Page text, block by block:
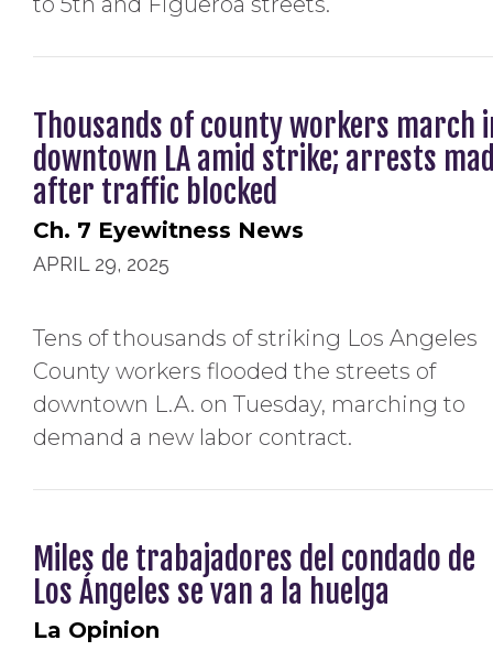
Thousands of county workers march
downtown LA amid strike; arrests
after traffic blocked
Ch. 7 Eyewitness News
APRIL 29, 2025
Tens of thousands of striking Los Angeles
County workers flooded the streets of
downtown L.A. on Tuesday, marching to
demand a new labor contract.
Miles de trabajadores del condado de
Los Ángeles se van a la huelga
La Opinion